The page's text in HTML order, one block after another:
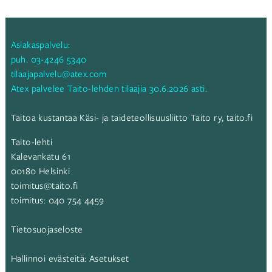
Asiakaspalvelu:
puh. 03-4246 5340
tilaajapalvelu@atex.com
Atex palvelee Taito-lehden tilaajia 30.6.2026 asti.
Taitoa kustantaa Käsi- ja taideteollisuusliitto Taito ry, taito.fi
Taito-lehti
Kalevankatu 61
00180 Helsinki
toimitus@taito.fi
toimitus: 040 754 4459
Tietosuojaseloste
Hallinnoi evästeitä: Asetukset